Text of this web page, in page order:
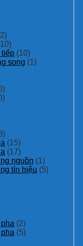
tiếp (10)
song (1)
(15)
(17)
nguồn (1)
tín hiệu (5)
(2)
(5)